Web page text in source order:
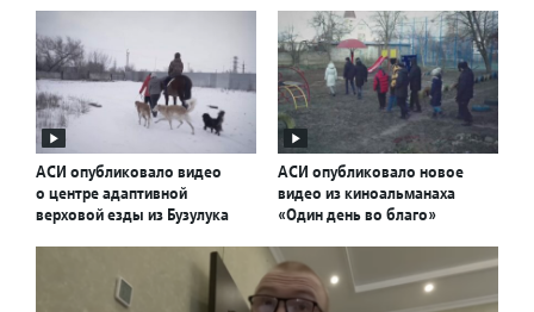
АСИ опубликовало видео
о центре адаптивной
верховой езды из Бузулука
АСИ опубликовало новое
видео из киноальманаха
«Один день во благо»